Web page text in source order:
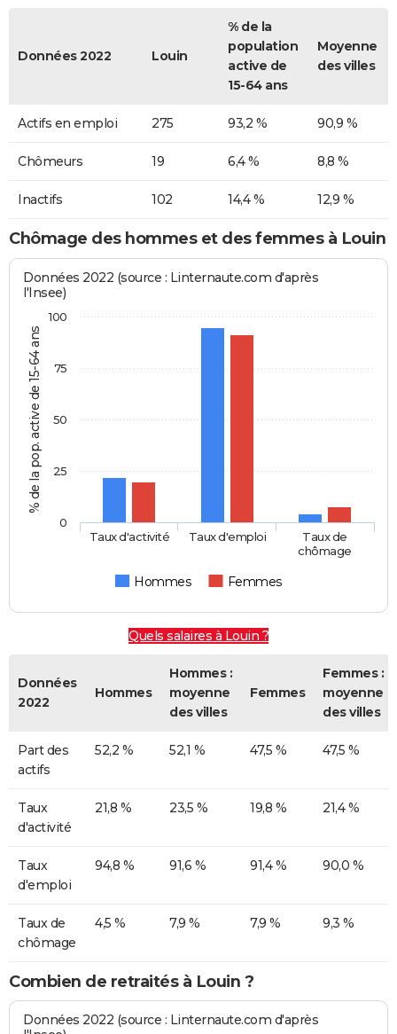
Données 2022 Louin
% de la
population
active de
15-64 ans
Moyenne
des villes
Actifs en emploi 275 93,2 % 90,9 %
Chômeurs 19 6,4 % 8,8 %
Inactifs 102 14,4 % 12,9 %
Chômage des hommes et des femmes à Louin
% de la pop. active de 15-64 ans
Données 2022 (source : Linternaute.com d'après
l'Insee)
Hommes Femmes
Taux d'activité Taux d'emploi
Taux de
chômage
0
25
50
75
100
Quels salaires à Louin ?
Données
2022
Hommes
Hommes :
moyenne
des villes
Femmes
Femmes :
moyenne
des villes
Part des
actifs
52,2 % 52,1 % 47,5 % 47,5 %
Taux
d'activité
21,8 % 23,5 % 19,8 % 21,4 %
Taux
d'emploi
94,8 % 91,6 % 91,4 % 90,0 %
Taux de
chômage
4,5 % 7,9 % 7,9 % 9,3 %
Combien de retraités à Louin ?
Données 2022 (source : Linternaute.com d'après